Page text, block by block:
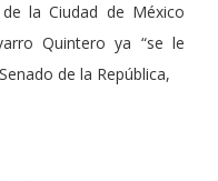
la Ciudad de México
Quintero ya “se le
de la República,